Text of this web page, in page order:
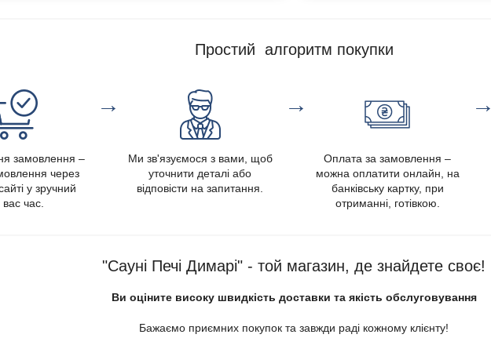
Простий алгоритм покупки
замовлення –
через
у зручний
час.
→
Ми зв'язуємося з вами, щоб
уточнити деталі або
відповісти на запитання.
→
Оплата за замовлення –
можна оплатити онлайн, на
банківську картку, при
отриманні, готівкою.
→
"Сауні Печі Димарі" - той магазин, де знайдете своє!
Ви оціните високу швидкість доставки та якість обслуговування
Бажаємо приємних покупок та завжди раді кожному клієнту!